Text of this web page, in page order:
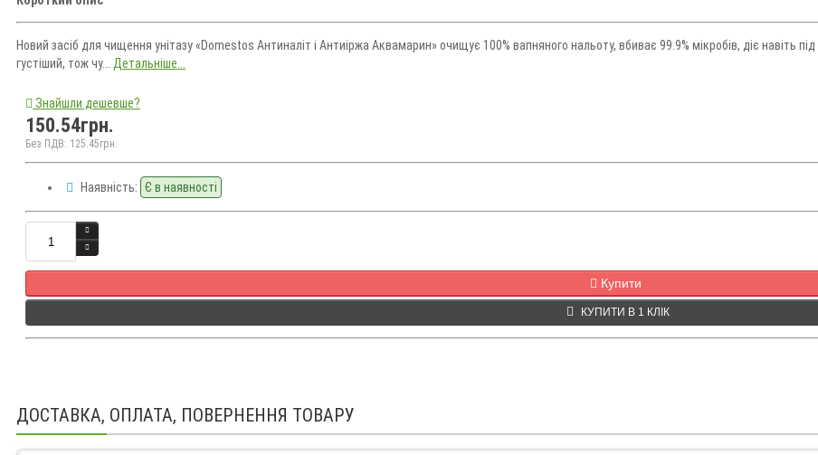
Новий засіб для чищення унітазу «Domestos Антиналіт і Антиіржа Аквамарин» очищує 100% вапняного нальоту, вбиває 99.9% мікробів, діє навіть
густіший, тож чу... Детальніше...
Знайшли дешевше?
150.54грн.
Без ПДВ: 125.45грн.
Наявність: Є в наявності
Купити
КУПИТИ В 1 КЛІК
ДОСТАВКА, ОПЛАТА, ПОВЕРНЕННЯ ТОВАРУ